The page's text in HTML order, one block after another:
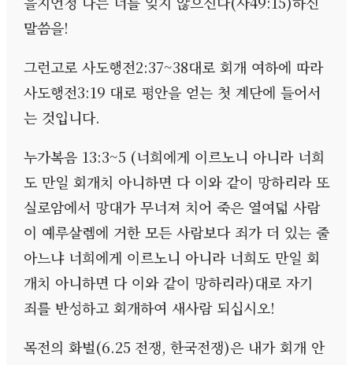
말씀을!
그런고로 사도행전2:37~38대로 회개 여하에 따라
사도행전3:19 대로 평안을 얻는 첫 계단에 들어서
는 것입니다.
누가복음 13:3~5 (너희에게 이르노니 아니라 너희
도 만일 회개치 아니하면 다 이와 같이 망하리라 또
실로암에서 망대가 무너져 치어 죽은 열여덟 사람
이 예루살렘에 거한 모든 사람보다 죄가 더 있는 줄
아느냐 너희에게 이르노니 아니라 너희도 만일 회
개치 아니하면 다 이와 같이 망하리라)대로 자기
죄를 반성하고 회개하여 새사람 되십시오!
목전의 화벌(6.25 전쟁, 한국전쟁)은 내가 회개 안